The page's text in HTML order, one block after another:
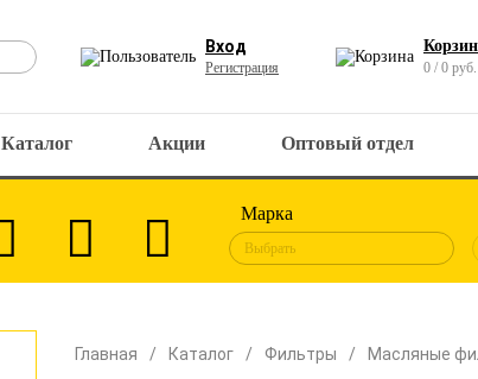
Вход
Регистрация 0 / 0 руб.
Каталог Акции Оптовый отдел
Марка
Выбрать
Главная Каталог Фильтры Масляные